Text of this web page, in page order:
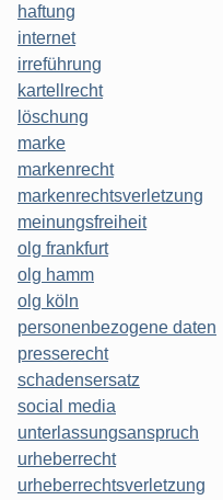
haftung
internet
irreführung
kartellrecht
löschung
marke
markenrecht
markenrechtsverletzung
meinungsfreiheit
olg frankfurt
olg hamm
olg köln
personenbezogene daten
presserecht
schadensersatz
social media
unterlassungsanspruch
urheberrecht
urheberrechtsverletzung